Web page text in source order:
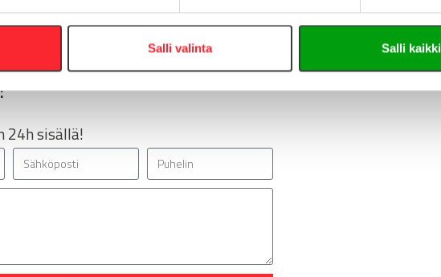
Salli valinta Salli kaikki
info@easy-systems.fi
24h sisällä!